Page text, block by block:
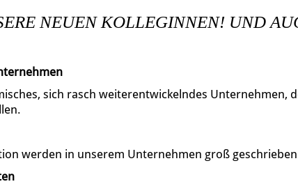
NEUEN KOLLEGINNEN! UND
sich rasch weiterentwickelndes
werden in unserem Unternehmen groß